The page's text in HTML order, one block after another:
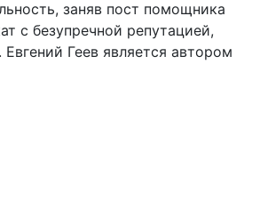
заняв пост помощника
с безупречной репутацией,
Геев является автором